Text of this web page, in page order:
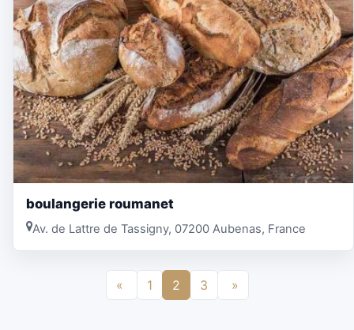
boulangerie roumanet
Av. de Lattre de Tassigny, 07200 Aubenas, France
« 1 2 3 »